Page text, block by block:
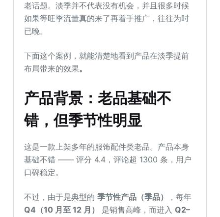
老话题。淡季并不代表没有机会，并且很多时候
如果等旺季流量真的来了再着手推广，往往为时
已晚。
下面这个案例，就能清楚地看到产品在淡季提前
布局带来的效果。
产品背景：老品基础不
错，但季节性明显
这是一款上架多年的服饰配件类老品。产品本身
基础不错 —— 评分 4.4，评论超 1300 条，用户
口碑稳定。
不过，由于是典型的季节性产品（季品）
，每年
Q4（10 月至 12 月）
是销售高峰，而进入 Q2–